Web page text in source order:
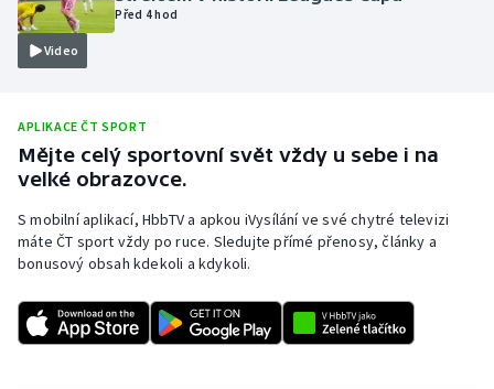
Plážový volejbal
Rychlobruslení
Rychlostní kanoistika
Short track
Sportovní střelba
Video
Před 4 hod
APLIKACE ČT SPORT
Mějte celý sportovní svět vždy u sebe i na
velké obrazovce.
S mobilní aplikací, HbbTV a apkou iVysílání ve své chytré televizi
máte ČT sport vždy po ruce. Sledujte přímé přenosy, články a
bonusový obsah kdekoli a kdykoli.